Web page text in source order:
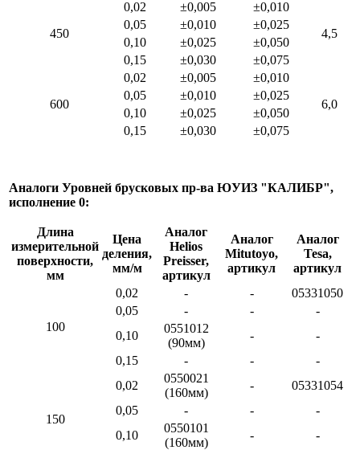
450
0,02 ±0,005
±0,010
4,5
0,05 ±0,010
±0,025
0,10
±0,025
±0,050
0,15
±0,030 ±0,075
600
0,02 ±0,005
±0,010
6,0
0,05 ±0,010
±0,025
0,10
±0,025
±0,050
0,15
±0,030 ±0,075
Аналоги Уровней брусковых пр-ва ЮУИЗ "КАЛИБР",
исполнение 0:
Длина
измерительной
поверхности,
мм
Цена
деления,
мм/м
Аналог
Helios
Preisser,
артикул
Аналог
Mitutoyo,
артикул
Аналог
Tesa,
артикул
100
0,02 - -
05331050
0,05
- -
-
0,10
0551012
(90мм)
-
-
0,15
- - -
150
0,02
0550021
(160мм)
-
05331054
0,05
- -
-
0,10
0550101
(160мм)
-
-